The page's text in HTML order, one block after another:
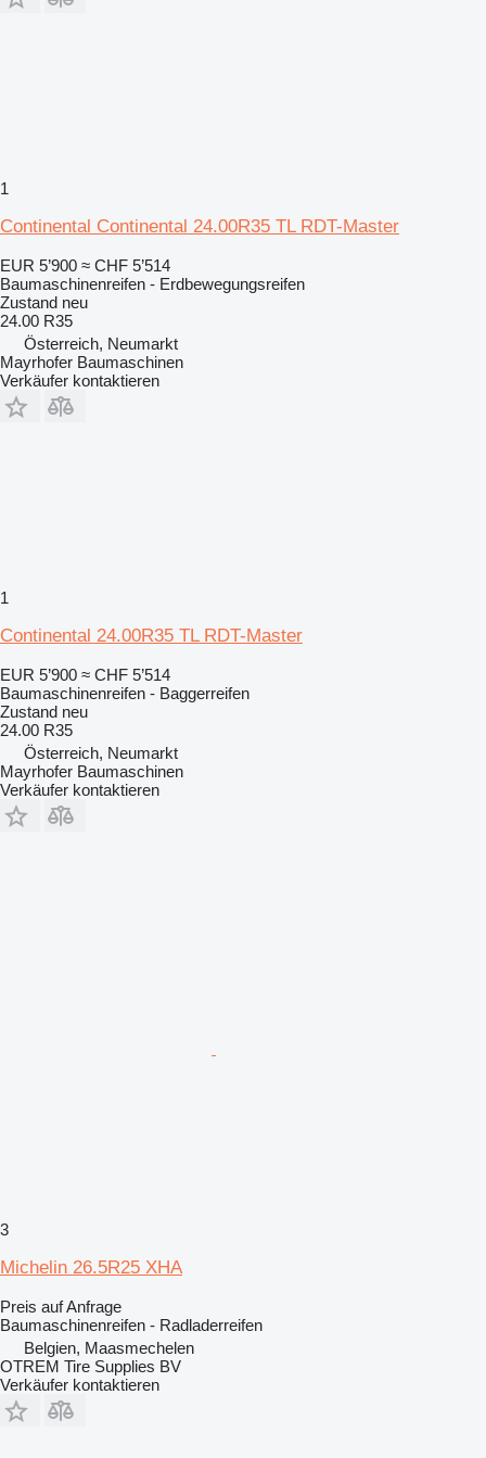
1
Continental Continental 24.00R35 TL RDT-Master
EUR 5’900 ≈ CHF 5’514
Baumaschinenreifen - Erdbewegungsreifen
Zustand neu
24.00 R35
Österreich, Neumarkt
Mayrhofer Baumaschinen
Verkäufer kontaktieren
1
Continental 24.00R35 TL RDT-Master
EUR 5’900 ≈ CHF 5’514
Baumaschinenreifen - Baggerreifen
Zustand neu
24.00 R35
Österreich, Neumarkt
Mayrhofer Baumaschinen
Verkäufer kontaktieren
3
Michelin 26.5R25 XHA
Preis auf Anfrage
Baumaschinenreifen - Radladerreifen
Belgien, Maasmechelen
OTREM Tire Supplies BV
Verkäufer kontaktieren